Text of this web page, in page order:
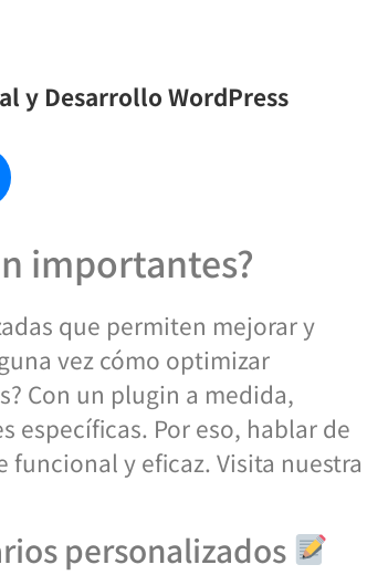
y Desarrollo WordPress
importantes?
que permiten mejorar y
vez cómo optimizar
Con un plugin a medida,
específicas. Por eso, hablar de
y eficaz. Visita nuestra
personalizados